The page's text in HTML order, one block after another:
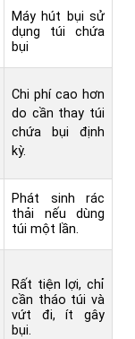
Máy hút bụi sử
dụng túi chứa
bụi
Chi phí cao hơn
do cần thay túi
chứa bụi định
kỳ.
Phát sinh rác
thải nếu dùng
túi một lần.
Rất tiện lợi, chỉ
cần tháo túi và
vứt đi, ít gây
bụi.